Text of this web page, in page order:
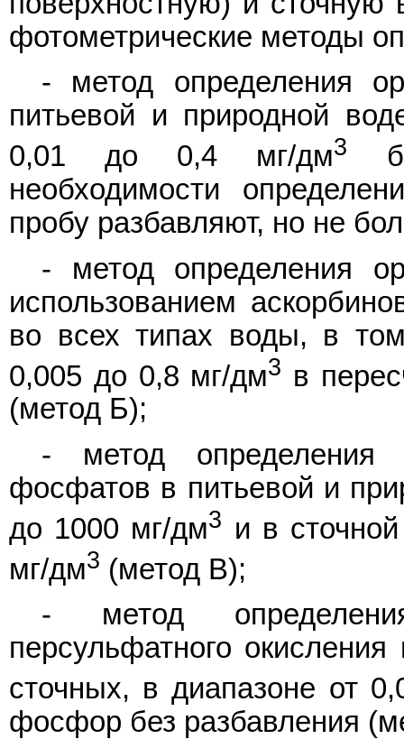
фотометрические методы
- метод определения
питьевой и природной
0,01 до 0,4 мг/дм3
необходимости
пробу разбавляют, но не
- метод определения
использованием
во всех типах воды, в
0,005 до 0,8 мг/дм3 в
(метод Б);
- метод
фосфатов в питьевой и
до 1000 мг/дм3 и в
мг/дм3 (метод В);
- метод
персульфатного
сточных, в диапазоне от
фосфор без разбавления